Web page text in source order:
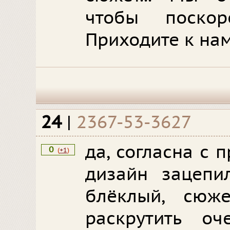
чтобы
Приходите к
24 | 2367-53-3627
0 (+1)
да, согласна с
дизайн
блёклый,
раскрутить